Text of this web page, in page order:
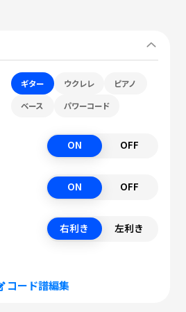
ギター ウクレレ ピアノ
ベース パワーコード
ON OFF
ON OFF
右利き 左利き
コード譜編集